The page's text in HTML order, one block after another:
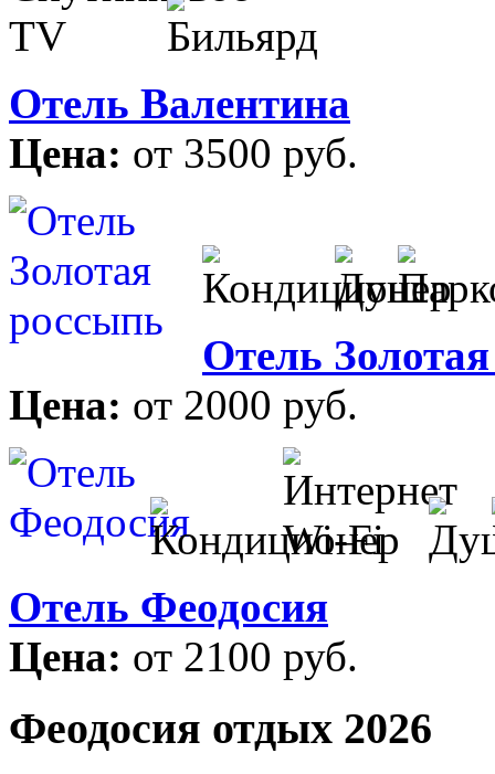
Отель Валентина
Цена: от 3500 руб.
Отель
Цена: от 2000 руб.
Отель Феодосия
Цена: от 2100 руб.
Феодосия отдых 2026